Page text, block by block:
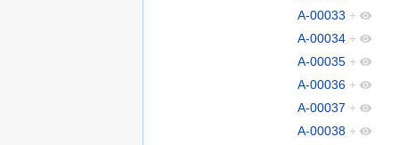
A-00033 +
A-00034 +
A-00035 +
A-00036 +
A-00037 +
A-00038 +